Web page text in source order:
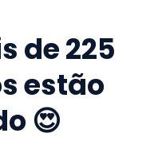
de225
estão
😍